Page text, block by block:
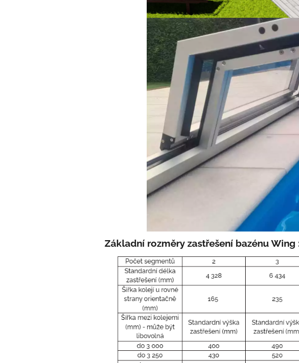
Základní rozměry zastřešení bazénu Wing